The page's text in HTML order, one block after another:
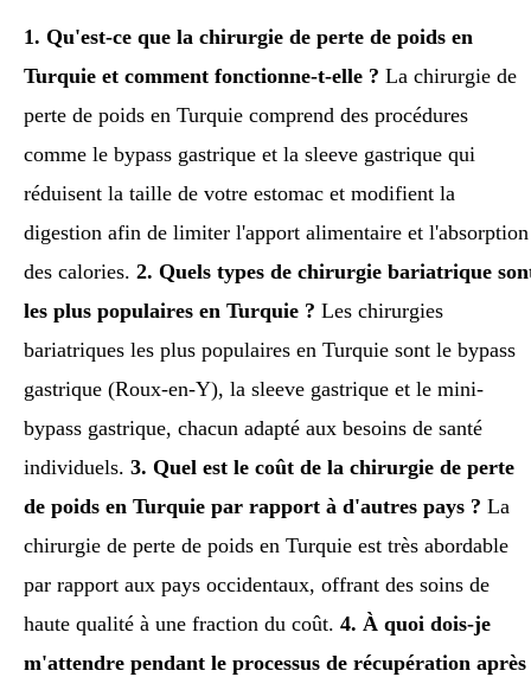
1. Qu'est-ce que la chirurgie de perte de poids en
Turquie et comment fonctionne-t-elle ? La chirurgie de
perte de poids en Turquie comprend des procédures
comme le bypass gastrique et la sleeve gastrique qui
réduisent la taille de votre estomac et modifient la
digestion afin de limiter l'apport alimentaire et l'absorption
des calories. 2. Quels types de chirurgie bariatrique
les plus populaires en Turquie ? Les chirurgies
bariatriques les plus populaires en Turquie sont le bypass
gastrique (Roux-en-Y), la sleeve gastrique et le mini-
bypass gastrique, chacun adapté aux besoins de santé
individuels. 3. Quel est le coût de la chirurgie de perte
de poids en Turquie par rapport à d'autres pays ? La
chirurgie de perte de poids en Turquie est très abordable
par rapport aux pays occidentaux, offrant des soins de
haute qualité à une fraction du coût. 4. À quoi dois-je
m'attendre pendant le processus de récupération après